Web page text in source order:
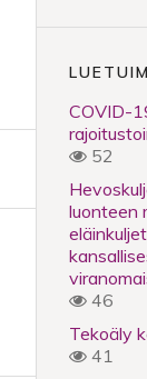
COVID-
52
luonteen
46
Tekoäly
41